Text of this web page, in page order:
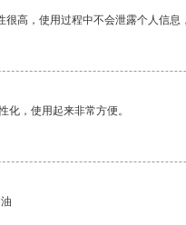
很高，使用过程中不会泄露个人信
化，使用起来非常方便。